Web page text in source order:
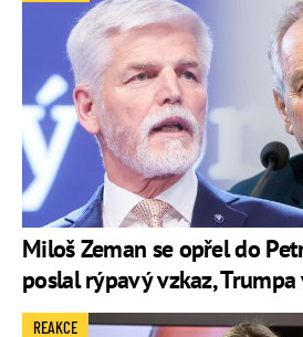
Miloš Zeman se opřel do
poslal rýpavý vzkaz,
REAKCE